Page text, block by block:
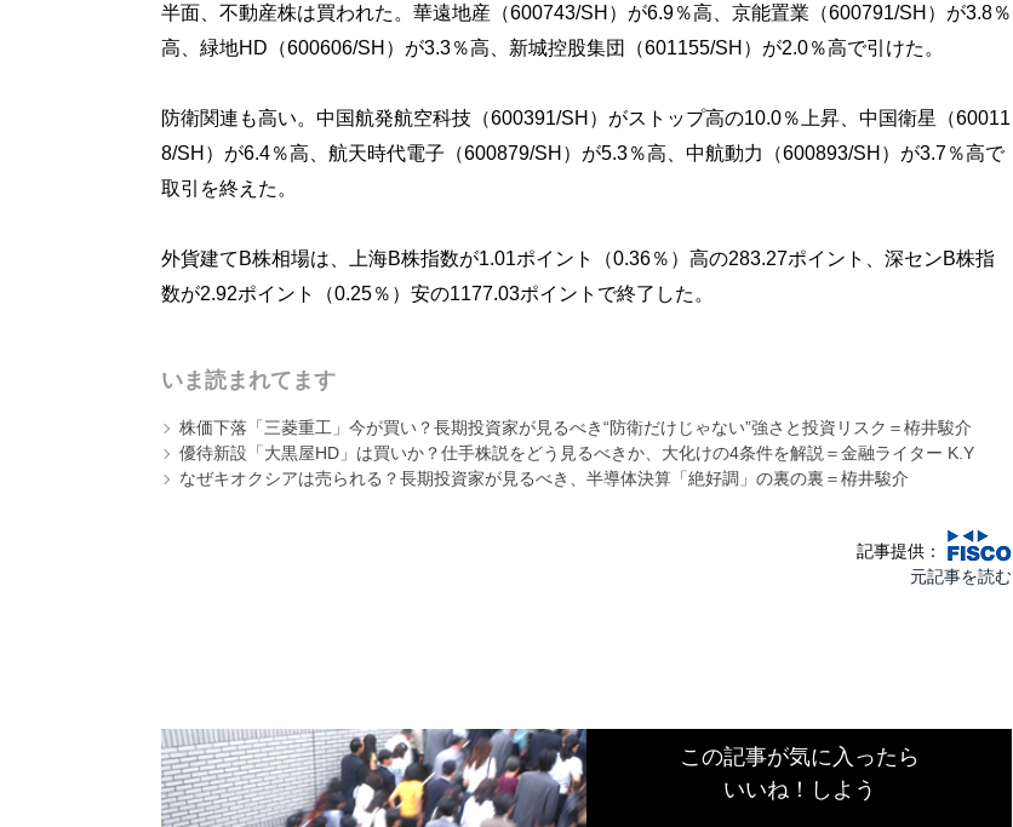
半面、不動産株は買われた。華遠地産（600743/SH）が6.9％高、京能置業（600791/SH）が3.8％
高、緑地HD（600606/SH）が3.3％高、新城控股集団（601155/SH）が2.0％高で引けた。
防衛関連も高い。中国航発航空科技（600391/SH）がストップ高の10.0％上昇、中国衛星（60011
8/SH）が6.4％高、航天時代電子（600879/SH）が5.3％高、中航動力（600893/SH）が3.7％高で
取引を終えた。
外貨建てB株相場は、上海B株指数が1.01ポイント（0.36％）高の283.27ポイント、深センB株指
数が2.92ポイント（0.25％）安の1177.03ポイントで終了した。
いま読まれてます
株価下落「三菱重工」今が買い？長期投資家が見るべき“防衛だけじゃない”強さと投資リスク＝栫井駿介
優待新設「大黒屋HD」は買いか？仕手株説をどう見るべきか、大化けの4条件を解説＝金融ライター K.Y
なぜキオクシアは売られる？長期投資家が見るべき、半導体決算「絶好調」の裏の裏＝栫井駿介
記事提供：
元記事を読む
この記事が気に入ったら
いいね！しよう